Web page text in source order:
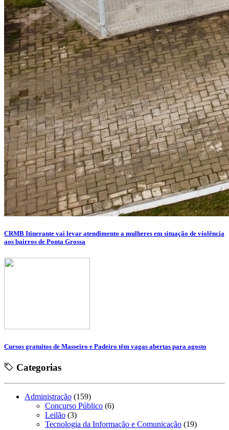
CRMB Itinerante vai levar atendimento a mulheres em situação de violência
aos bairros de Ponta Grossa
Cursos gratuitos de Masseiro e Padeiro têm vagas abertas para agosto
Categorias
Administração (159)
Concurso Público (6)
Leilão (3)
Tecnologia da Informação e Comunicação (19)